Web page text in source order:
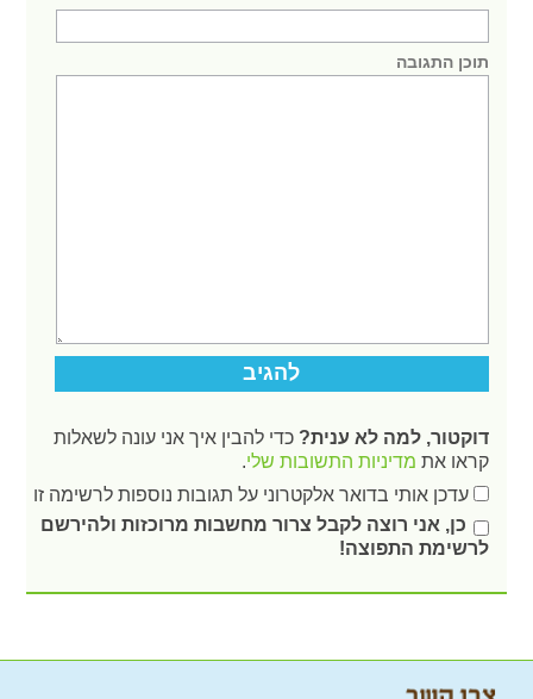
תוכן התגובה
דוקטור, למה לא ענית? כדי להבין איך אני עונה לשאלות
קראו את מדיניות התשובות שלי.
עדכן אותי בדואר אלקטרוני על תגובות נוספות לרשימה זו
כן, אני רוצה לקבל צרור מחשבות מרוכזות ולהירשם
לרשימת התפוצה!